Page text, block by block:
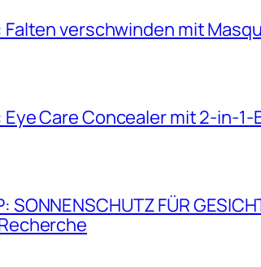
Falten verschwinden mit
Eye Care Concealer mit 2-in-
SONNENSCHUTZ FÜR